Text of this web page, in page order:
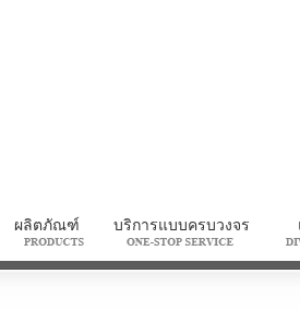
ผลิตภัณฑ์ บริการแบบครบวงจร